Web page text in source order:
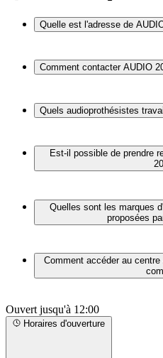
Quelle est l'adresse de
Deauville
Comment contacter AUDIO
43 01 54
Quels audioprothésistes
FILLOLS travaillent chez
Est-il possible de prendre
notre site internet pour
Quelles sont les marques
proposées
REXTON
STARKEY FRANCE
PHONAK
Comment accéder au
Bus - Trouville-
Bus - Église
Ouvert jusqu'à 12:00
Horaires d'ouverture